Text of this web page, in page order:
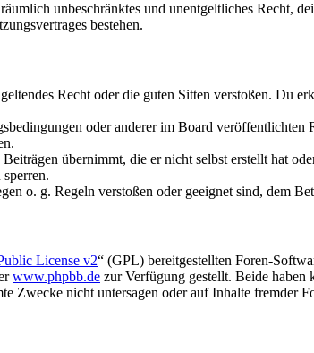
unbeschränktes und unentgeltliches Recht,
bestehen.
Recht oder die guten Sitten verstoßen. Du
oder anderer im Board
übernimmt, die er nicht selbst erstellt hat
o. g. Regeln verstoßen oder geeignet sind, dem
License v2“ (GPL) bereitgestellten Foren-
www.phpbb.de zur Verfügung gestellt. Beide
Zwecke nicht untersagen oder auf Inhalte fremder